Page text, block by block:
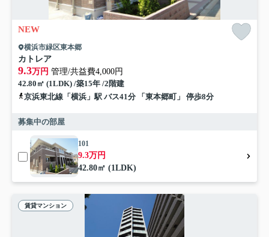
NEW
横浜市緑区東本郷
カトレア
9.3万円 管理/共益費4,000円
42.80㎡ (1LDK) /築15年 /2階建
京浜東北線「横浜」駅 バス41分 「東本郷町」 停歩8分
募集中の部屋
101
9.3万円
42.80㎡ (1LDK)
賃貸マンション